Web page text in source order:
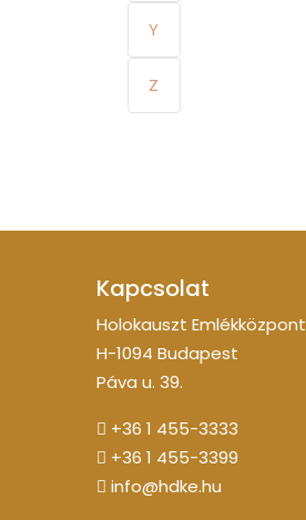
Y
Z
Kapcsolat
Holokauszt Emlékközpont
H-1094 Budapest
Páva u. 39.
+36 1 455-3333
+36 1 455-3399
info@hdke.hu